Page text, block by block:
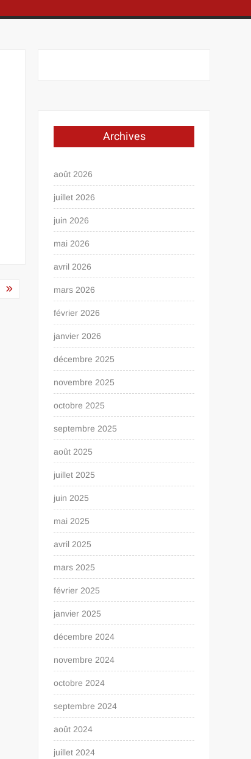
Archives
août 2026
juillet 2026
juin 2026
mai 2026
avril 2026
mars 2026
février 2026
janvier 2026
décembre 2025
novembre 2025
octobre 2025
septembre 2025
août 2025
juillet 2025
juin 2025
mai 2025
avril 2025
mars 2025
février 2025
janvier 2025
décembre 2024
novembre 2024
octobre 2024
septembre 2024
août 2024
juillet 2024